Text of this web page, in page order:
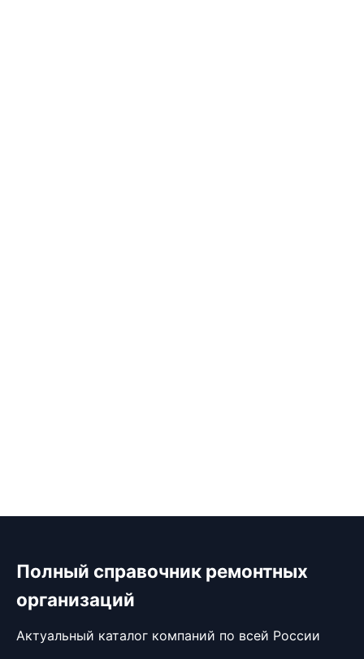
Полный справочник ремонтных
организаций
Актуальный каталог компаний по всей России